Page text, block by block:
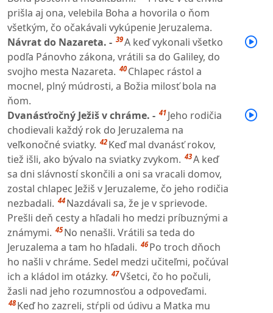
prišla aj ona, velebila Boha a hovorila o ňom
všetkým, čo očakávali vykúpenie Jeruzalema.
Návrat do Nazareta. - 39A keď vykonali všetko
podľa Pánovho zákona, vrátili sa do Galiley, do
svojho mesta Nazareta. 40 Chlapec rástol a
mocnel, plný múdrosti, a Božia milosť bola na
ňom.
Dvanásťročný Ježiš v chráme. - 41 Jeho rodičia
chodievali každý rok do Jeruzalema na
veľkonočné sviatky. 42 Keď mal dvanásť rokov,
tiež išli, ako bývalo na sviatky zvykom. 43A keď
sa dni slávností skončili a oni sa vracali domov,
zostal chlapec Ježiš v Jeruzaleme, čo jeho rodičia
nezbadali. 44 Nazdávali sa, že je v sprievode.
Prešli deň cesty a hľadali ho medzi príbuznými a
známymi. 45 No nenašli. Vrátili sa teda do
Jeruzalema a tam ho hľadali. 46 Po troch dňoch
ho našli v chráme. Sedel medzi učiteľmi, počúval
ich a kládol im otázky. 47Všetci, čo ho počuli,
žasli nad jeho rozumnosťou a odpoveďami.
48 Keď ho zazreli, stŕpli od údivu a Matka mu